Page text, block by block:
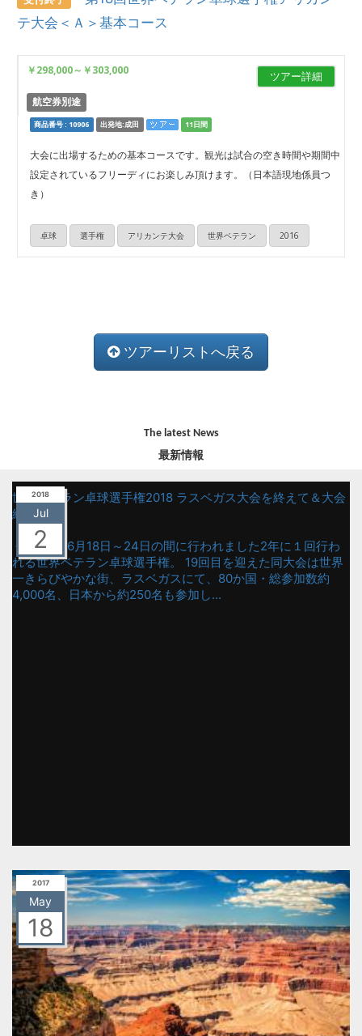
テ大会＜Ａ＞基本コース
ツアー詳細
￥298,000～ ￥303,000
航空券別途
商品番号 : 10906 出発地:成田 11日間
大会に出場するための基本コースです。観光は試合の空き時間や期間中
設定されているフリーディにお楽しみ頂けます。（日本語現地係員つ
き）
卓球 選手権 アリカンテ大会 世界ベテラン 2016
ツアーリストへ戻る
The latest News
最新情報
2018
Jul
2
世界ベテラン卓球選手権2018 ラスベガス大会を終えて＆大会
結果
平成30年6月18日～24日の間に行われました2年に１回行わ
れる世界ベテラン卓球選手権。 19回目を迎えた同大会は世界
一きらびやかな街、ラスベガスにて、80か国・総参加数約
4,000名、日本から約250名も参加し...
2017
May
18